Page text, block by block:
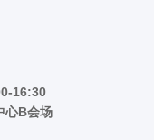
16:30
心B会场